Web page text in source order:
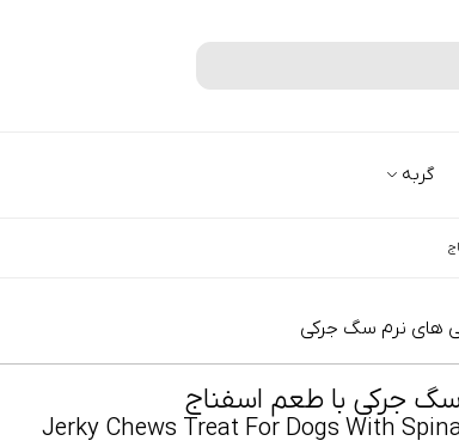
گربه
های نرم سگ جرکی
جرکی با طعم اسفناج
Jerky Chews Treat For Dogs With